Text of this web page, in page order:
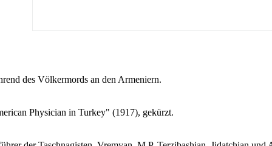
des Völkermords an den Armeniern.
Physician in Turkey" (1917), gekürzt.